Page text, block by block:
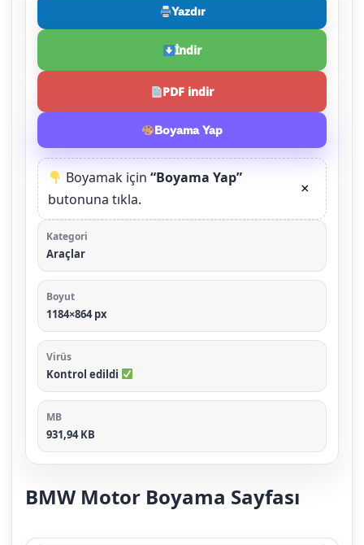
Yazdır
İndir
PDF indir
Boyama Yap
Boyamak için“Boyama Yap”
butonuna tıkla.
×
Kategori
Araçlar
Boyut
1184×864 px
Virüs
Kontrol edildi
MB
931,94 KB
BMW Motor Boyama Sayfası